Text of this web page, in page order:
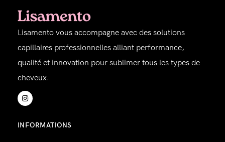
Lisamento vous accompagne avec des solutions
capillaires professionnelles alliant performance,
qualité et innovation pour sublimer tous les types de
cheveux.
INFORMATIONS